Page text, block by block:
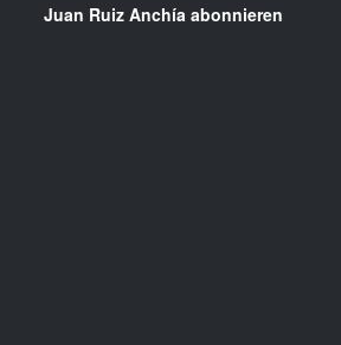
Juan Ruiz Anchía abonnieren